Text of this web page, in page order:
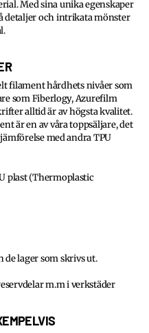
Med sina unika egenskaper
detaljer och intrikata mönster
filament hårdhets nivåer som
som Fiberlogy, Azurefilm
alltid är av högsta kvalitet.
är en av våra toppsäljare, det
med andra TPU
plast (Thermoplastic
lager som skrivs ut.
m.m i verkstäder